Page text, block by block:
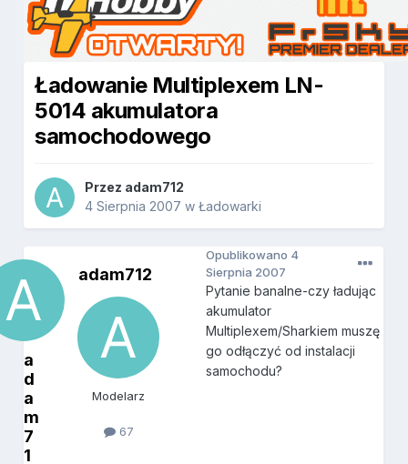
Ładowanie Multiplexem LN-
5014 akumulatora
samochodowego
Przez adam712
4 Sierpnia 2007 wŁadowarki
a
d
a
m
7
1
adam712
Modelarz
67
Opublikowano 4
Sierpnia 2007
Pytanie banalne-czy ładując
akumulator
Multiplexem/Sharkiem muszę
go odłączyć od instalacji
samochodu?